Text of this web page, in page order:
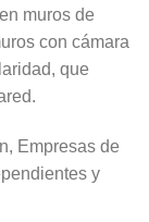
muros de
con cámara
que
Empresas de
y